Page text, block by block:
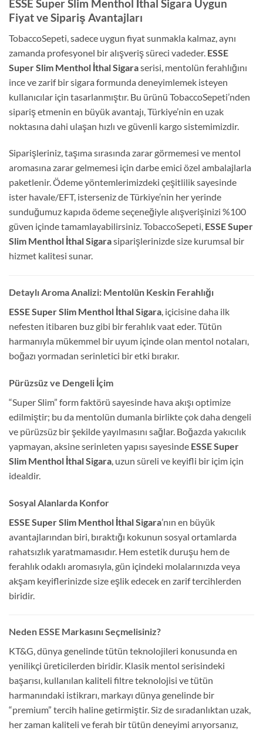
ESSE Super Slim Menthol İthal Sigara Uygun
Fiyat ve Sipariş Avantajları
TobaccoSepeti, sadece uygun fiyat sunmakla kalmaz, aynı
zamanda profesyonel bir alışveriş süreci vadeder. ESSE
Super Slim Menthol İthal Sigaraserisi, mentolün ferahlığını
ince ve zarif bir sigara formunda deneyimlemek isteyen
kullanıcılar için tasarlanmıştır. Bu ürünü TobaccoSepeti’nden
sipariş etmenin en büyük avantajı, Türkiye’nin en uzak
noktasına dahi ulaşan hızlı ve güvenli kargo sistemimizdir.
Siparişleriniz, taşıma sırasında zarar görmemesi ve mentol
aromasına zarar gelmemesi için darbe emici özel ambalajlarla
paketlenir. Ödeme yöntemlerimizdeki çeşitlilik sayesinde
ister havale/EFT, isterseniz de Türkiye’nin her yerinde
sunduğumuz kapıda ödeme seçeneğiyle alışverişinizi %100
güven içinde tamamlayabilirsiniz. TobaccoSepeti, ESSE Super
Slim Menthol İthal Sigarasiparişlerinizde size kurumsal bir
hizmet kalitesi sunar.
Detaylı Aroma Analizi: Mentolün Keskin Ferahlığı
ESSE Super Slim Menthol İthal Sigara, içicisine daha ilk
nefesten itibaren buz gibi bir ferahlık vaat eder. Tütün
harmanıyla mükemmel bir uyum içinde olan mentol notaları,
boğazı yormadan serinletici bir etki bırakır.
Pürüzsüz ve Dengeli İçim
“Super Slim” form faktörü sayesinde hava akışı optimize
edilmiştir; bu da mentolün dumanla birlikte çok daha dengeli
ve pürüzsüz bir şekilde yayılmasını sağlar. Boğazda yakıcılık
yapmayan, aksine serinleten yapısı sayesinde ESSE Super
Slim Menthol İthal Sigara, uzun süreli ve keyifli bir içim için
idealdir.
Sosyal Alanlarda Konfor
ESSE Super Slim Menthol İthal Sigara’nın en büyük
avantajlarından biri, bıraktığı kokunun sosyal ortamlarda
rahatsızlık yaratmamasıdır. Hem estetik duruşu hem de
ferahlık odaklı aromasıyla, gün içindeki molalarınızda veya
akşam keyiflerinizde size eşlik edecek en zarif tercihlerden
biridir.
Neden ESSE Markasını Seçmelisiniz?
KT&G, dünya genelinde tütün teknolojileri konusunda en
yenilikçi üreticilerden biridir. Klasik mentol serisindeki
başarısı, kullanılan kaliteli filtre teknolojisi ve tütün
harmanındaki istikrarı, markayı dünya genelinde bir
“premium” tercih haline getirmiştir. Siz de sıradanlıktan uzak,
her zaman kaliteli ve ferah bir tütün deneyimi arıyorsanız,